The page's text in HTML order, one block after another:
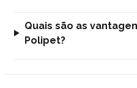
Quais são as
Polipet?